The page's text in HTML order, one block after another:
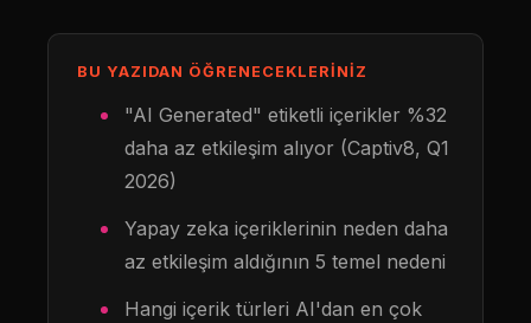
BU YAZIDAN ÖĞRENECEKLERINIZ
"AI Generated" etiketli içerikler %32
daha az etkileşim alıyor (Captiv8, Q1
2026)
Yapay zeka içeriklerinin neden daha
az etkileşim aldığının 5 temel nedeni
Hangi içerik türleri AI'dan en çok